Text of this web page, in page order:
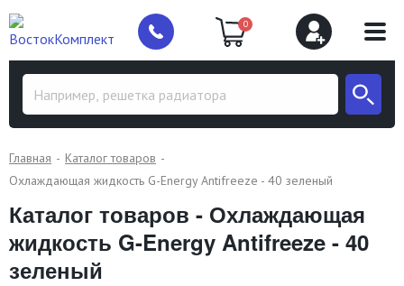
0
Главная
Каталог товаров
Охлаждающая жидкость G-Energy Antifreeze - 40 зеленый
Каталог товаров - Охлаждающая
жидкость G-Energy Antifreeze - 40
зеленый